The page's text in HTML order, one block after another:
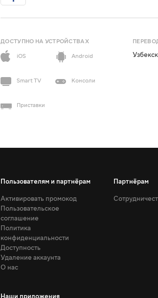
ДОСТУПНО НА УСТРОЙСТВАХ
iOS
Android
Smart TV Консоли
Приставки
Пользователям и партнёрам
Активировать промокод
Пользовательское
соглашение
Политика
конфиденциальности
Доступность
Удаление аккаунта
О нас
Партнёрам